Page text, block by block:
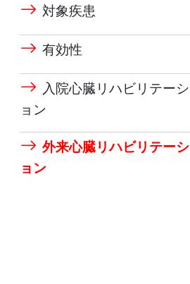
対象疾患
有効性
入院心臓リハビリテーシ
ョン
外来心臓リハビリテーシ
ョン